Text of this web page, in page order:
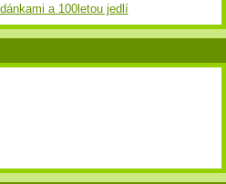
a 100letou jedlí